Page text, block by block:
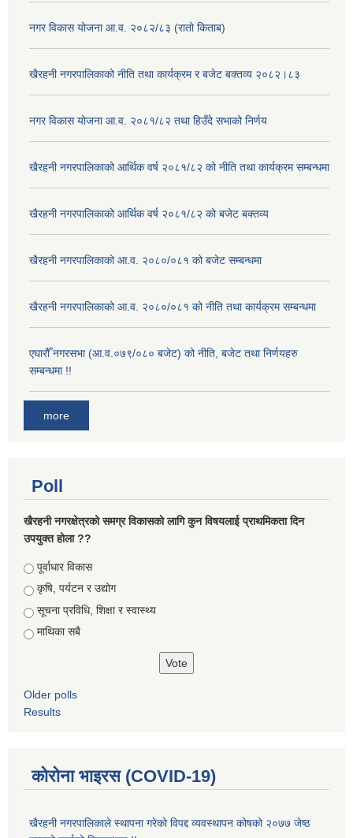
नगर विकास योजना आ.व. २०८२/८३ (रातो किताब)
खैरहनी नगरपालिकाको नीति तथा कार्यक्रम र बजेट बक्तव्य २०८२।८३
नगर विकास योजना आ.व. २०८१/८२ तथा हिउँदे सभाको निर्णय
खैरहनी नगरपालिकाको आर्थिक वर्ष २०८१/८२ को नीति तथा कार्यक्रम सम्बन्धमा
खैरहनी नगरपालिकाको आर्थिक वर्ष २०८१/८२ को बजेट बक्तव्य
खैरहनी नगरपालिकाको आ.व. २०८०/०८१ को बजेट सम्बन्धमा
खैरहनी नगरपालिकाको आ.व. २०८०/०८१ को नीति तथा कार्यक्रम सम्बन्धमा
एघारौँ नगरसभा (आ.व.०७९/०८० बजेट) को नीति, बजेट तथा निर्णयहरु
सम्बन्धमा !!
more
Poll
खैरहनी नगरक्षेत्रको समग्र विकासको लागि कुन विषयलाई प्राथमिकता दिन
उपयुक्त होला ??
Choices
पूर्वाधार विकास
कृषि, पर्यटन र उद्योग
सूचना प्रविधि, शिक्षा र स्वास्थ्य
माथिका सबै
Older polls
Results
कोरोना भाइरस (COVID-19)
खैरहनी नगरपालिकाले स्थापना गरेको विपद्द व्यवस्थापन कोषको २०७७ जेष्ठ